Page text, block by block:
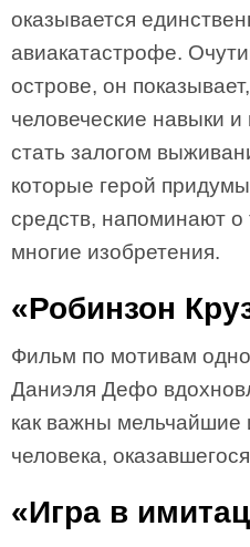
оказывается
авиакатастрофе.
острове, он
человеческие навыки и
стать залогом
которые герой
средств, напоминают о
многие изобретения.
«Робинзон
Фильм по мотивам
Даниэля Дефо
как важны мельчайшие
человека,
«Игра в